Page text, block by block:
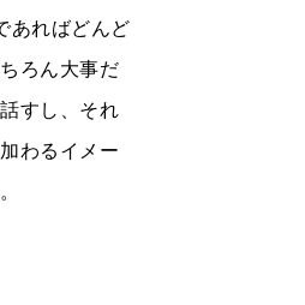
あればどんど
ろん大事だ
すし、それ
わるイメー